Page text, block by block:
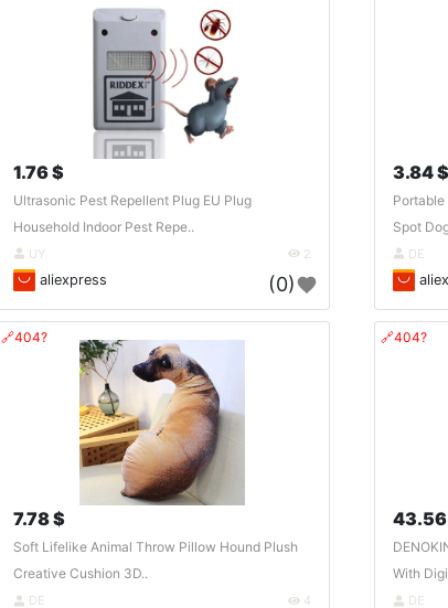
1.76 $
Ultrasonic Pest Repellent Plug EU Plug
Household Indoor Pest Repe..
UY 2
aliexpress (0)
3.84 $
Spot
DE
🔗404?
7.78 $
Soft Lifelike Animal Throw Pillow Hound Plush
Creative Cushion 3D..
DE 4
🔗404?
With
DE